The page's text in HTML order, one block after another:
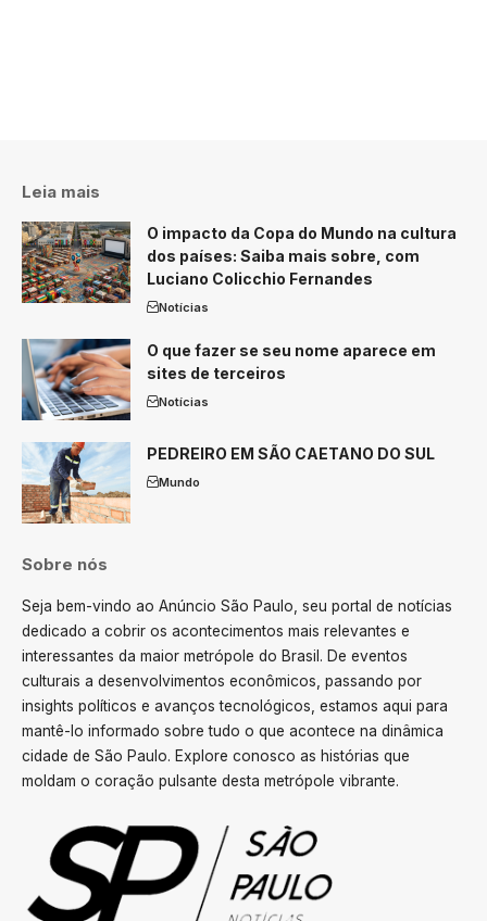
Leia mais
O impacto da Copa do Mundo na cultura
dos países: Saiba mais sobre, com
Luciano Colicchio Fernandes
Notícias
O que fazer se seu nome aparece em
sites de terceiros
Notícias
PEDREIRO EM SÃO CAETANO DO SUL
Mundo
Sobre nós
Seja bem-vindo ao Anúncio São Paulo, seu portal de notícias
dedicado a cobrir os acontecimentos mais relevantes e
interessantes da maior metrópole do Brasil. De eventos
culturais a desenvolvimentos econômicos, passando por
insights políticos e avanços tecnológicos, estamos aqui para
mantê-lo informado sobre tudo o que acontece na dinâmica
cidade de São Paulo. Explore conosco as histórias que
moldam o coração pulsante desta metrópole vibrante.